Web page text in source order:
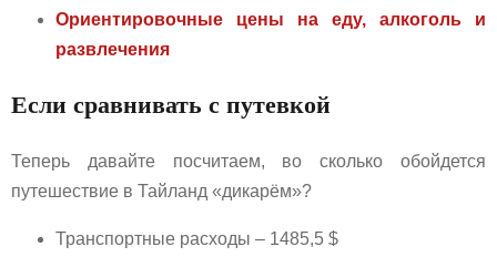
Ориентировочные цены на еду, алкоголь и
развлечения
Если сравнивать с путевкой
Теперь давайте посчитаем, во сколько обойдется
путешествие в Тайланд «дикарём»?
Транспортные расходы – 1485,5 $